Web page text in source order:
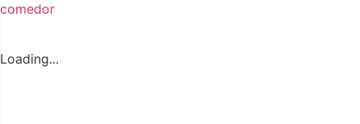
comedor
Loading...